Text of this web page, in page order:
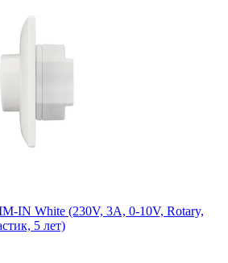
IN White (230V, 3A, 0-10V, Rotary,
5 лет)